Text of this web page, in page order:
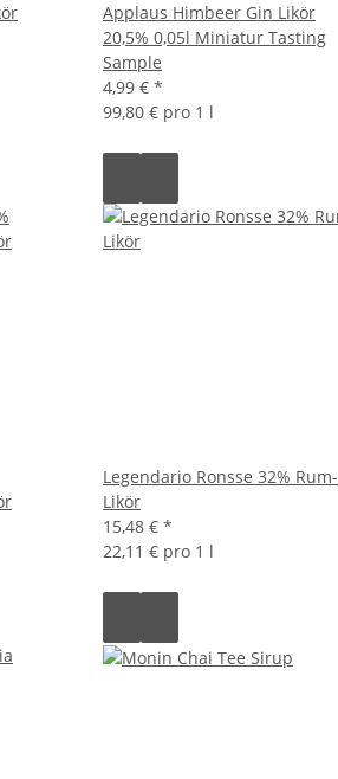
Applaus Himbeer Gin Likör
20,5% 0,05l Miniatur Tasting
Sample
4,99 € *
99,80 € pro 1 l
Legendario Ronsse 32% Rum-
Likör
15,48 € *
22,11 € pro 1 l